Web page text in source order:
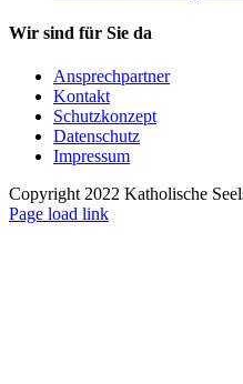
Wir sind für Sie da
Ansprechpartner
Kontakt
Schutzkonzept
Datenschutz
Impressum
Copyright 2022 Katholische
Page load link